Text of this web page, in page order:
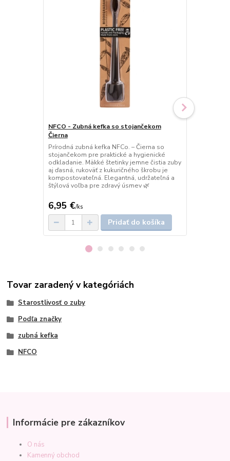
NFCO - Zubná kefka so stojančekom
Čierna
Prírodná zubná kefka NFCo. – Čierna so
stojančekom pre praktické a hygienické
odkladanie. Mäkké štetinky jemne čistia zuby
aj ďasná, rukoväť z kukuričného škrobu je
kompostovateľná. Elegantná, udržateľná a
štýlová voľba pre zdravý úsmev 🌿
6,95 €/ks
Pridať do košíka
Tovar zaradený v kategóriách
Starostlivosť o zuby
Podľa značky
zubná kefka
NFCO
Informácie pre zákazníkov
O nás
Kamenný obchod